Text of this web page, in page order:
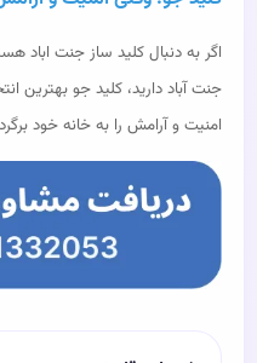
اگر به دنبال کلید ساز جنت‌ اباد
جنت‌ آباد دارید، کلید جو بهترین
امنیت و آرامش را به خانه خود